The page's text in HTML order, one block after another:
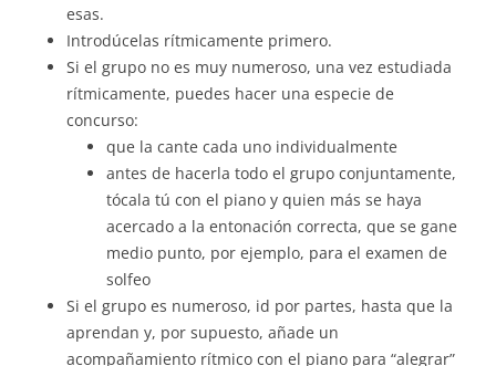
esas.
Introdúcelas rítmicamente primero.
Si el grupo no es muy numeroso, una vez estudiada
rítmicamente, puedes hacer una especie de
concurso:
que la cante cada uno individualmente
antes de hacerla todo el grupo conjuntamente,
tócala tú con el piano y quien más se haya
acercado a la entonación correcta, que se gane
medio punto, por ejemplo, para el examen de
solfeo
Si el grupo es numeroso, id por partes, hasta que la
aprendan y, por supuesto, añade un
acompañamiento rítmico con el piano para “alegrar”